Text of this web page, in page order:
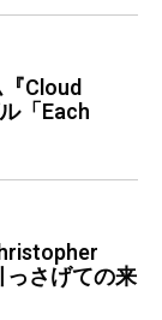
Cloud
「Each
さげての来